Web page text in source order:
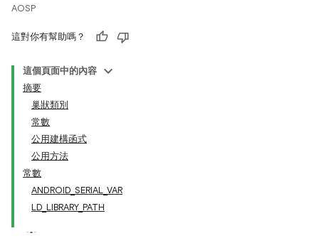
AOSP
這對你有幫助嗎？
這個頁面中的內容
摘要
巢狀類別
常數
公用建構函式
公用方法
常數
ANDROID_SERIAL_VAR
LD_LIBRARY_PATH